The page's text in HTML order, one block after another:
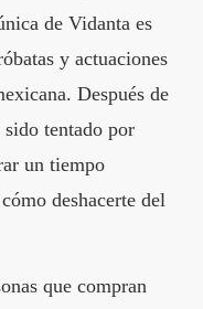
de Vidanta es
y actuaciones
Después de
sido tentado por
un tiempo
deshacerte del
que compran